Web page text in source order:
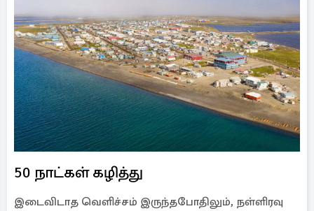
50 நாட்கள் கழித்து
இடைவிடாத வெளிச்சம் இருந்தபோதிலும், நள்ளிரவு